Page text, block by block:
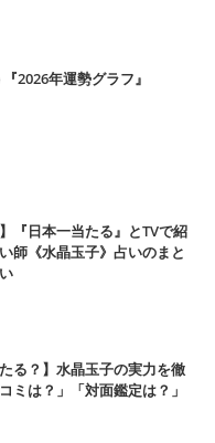
2026年運勢グラフ』
】『日本一当たる』とTVで紹
師《水晶玉子》占いのまと
たる？】水晶玉子の実力を徹
ミは？」「対面鑑定は？」